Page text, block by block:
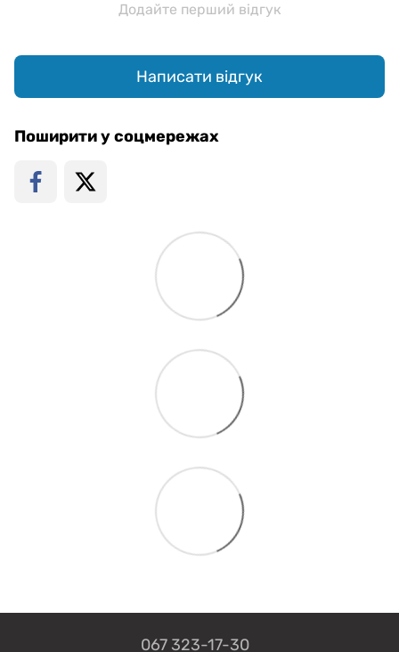
Додайте перший відгук
Написати відгук
Поширити у соцмережах
067 323-17-30